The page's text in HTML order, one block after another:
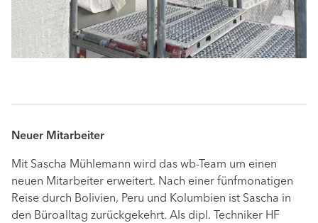
Neuer Mitarbeiter
Mit Sascha Mühlemann wird das wb-Team um einen
neuen Mitarbeiter erweitert. Nach einer fünfmonatigen
Reise durch Bolivien, Peru und Kolumbien ist Sascha in
den Büroalltag zurückgekehrt. Als dipl. Techniker HF